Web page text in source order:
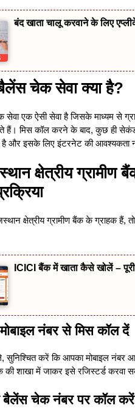
बंद खाता चालू करवाने के लिए
चेक सेवा क्या है?
एक ऐसी सेवा है जिसके माध्यम से
मिस कॉल करने के बाद, कुछ ही सेकंड
है और इसके लिए इंटरनेट की आवश्यकता
क्षेत्रीय
क्षेत्रीय ग्रामीण बैंक के ग्राहक
ICICI बैंक में खाता कैसे खोलें – पूरी
मोबाइल नंबर से मिस कॉल दें
सुनिश्चित करें कि आपका मोबाइल नंबर
की शाखा में जाकर इसे रजिस्टर्ड करवा
बैलेंस चेक नंबर पर कॉल करें